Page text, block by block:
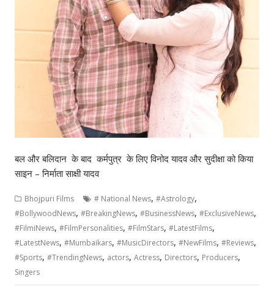
बल और बलिदान के बाद कर्मपुत्र के लिए विनोद यादव और सुदीक्षा को किया
साइन – निर्माता साक्षी यादव
Bhojpuri Films # National News,#Astrology,
#BollywoodNews,#BreakingNews,#BusinessNews,#ExclusiveNews,
#FilmiNews,#FilmPersonalities,#FilmStars,#LatestFilms,
#LatestNews,#Mumbaikars,#MusicDirectors,#NewFilms,#Reviews,
#Sports,#TrendingNews, actors,Actress, Directors, Producers,
Singers